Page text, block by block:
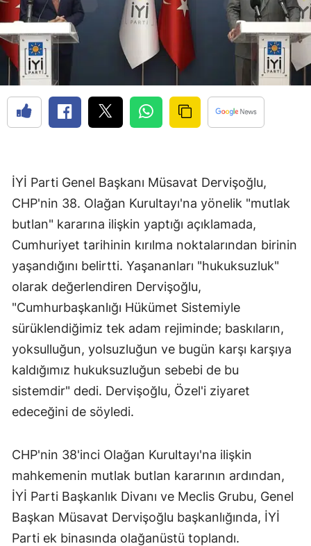
İYİ Parti Genel Başkanı Müsavat Dervişoğlu,
CHP'nin 38. Olağan Kurultayı'na yönelik "mutlak
butlan" kararına ilişkin yaptığı açıklamada,
Cumhuriyet tarihinin kırılma noktalarından birinin
yaşandığını belirtti. Yaşananları "hukuksuzluk"
olarak değerlendiren Dervişoğlu,
"Cumhurbaşkanlığı Hükümet Sistemiyle
sürüklendiğimiz tek adam rejiminde; baskıların,
yoksulluğun, yolsuzluğun ve bugün karşı karşıya
kaldığımız hukuksuzluğun sebebi de bu
sistemdir" dedi. Dervişoğlu, Özel'i ziyaret
edeceğini de söyledi.
CHP'nin 38'inci Olağan Kurultayı'na ilişkin
mahkemenin mutlak butlan kararının ardından,
İYİ Parti Başkanlık Divanı ve Meclis Grubu, Genel
Başkan Müsavat Dervişoğlu başkanlığında, İYİ
Parti ek binasında olağanüstü toplandı.